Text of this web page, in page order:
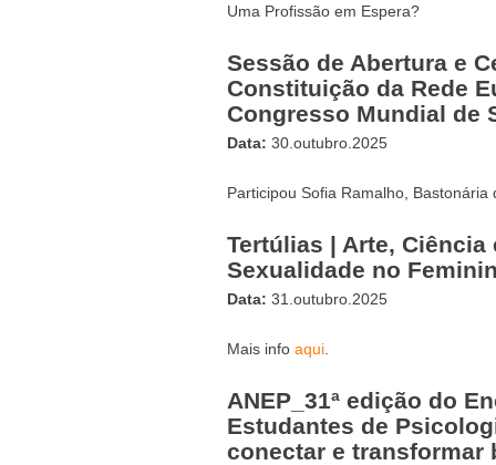
Uma Profissão em Espera?
Sessão de Abertura e
Constituição da Rede
Congresso Mundial de
Data: 30.outubro.2025
Participou Sofia Ramalho, Bastonária
Tertúlias | Arte,
Sexualidade no
Data: 31.outubro.2025
Mais info aqui
ANEP_31ª edição do
Estudantes de
conectar e transformar